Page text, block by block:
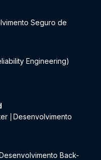
Seguro de
Engineering)
Desenvolvimento
Back-